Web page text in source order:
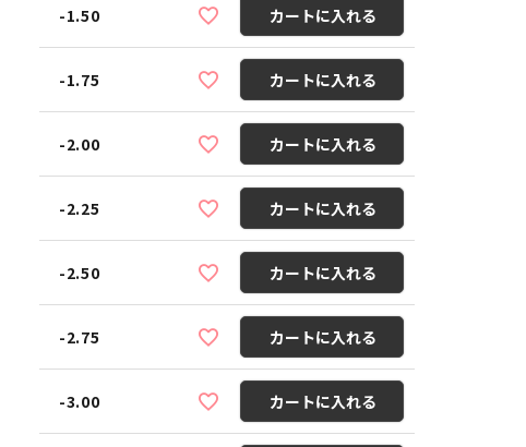
-1.50 カートに入れる
-1.75 カートに入れる
-2.00 カートに入れる
-2.25 カートに入れる
-2.50 カートに入れる
-2.75 カートに入れる
-3.00 カートに入れる